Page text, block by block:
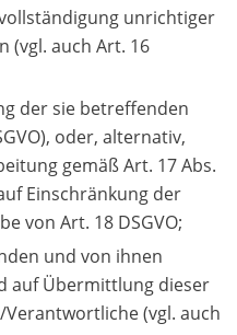
unrichtiger
(vgl. auch Art. 16
der sie betreffenden
oder, alternativ,
gemäß Art. 17 Abs.
Einschränkung der
von Art. 18 DSGVO;
und von ihnen
auf Übermittlung dieser
(vgl. auch